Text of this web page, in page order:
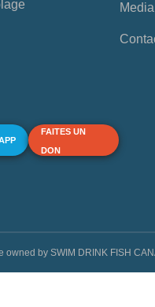
Media
FAITES UN
DON
by SWIM DRINK FISH